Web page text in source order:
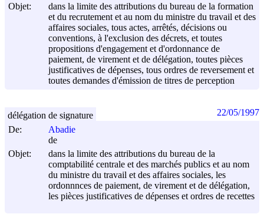
Objet:
dans la limite des attributions du bureau de la formation
et du recrutement et au nom du ministre du travail et des
affaires sociales, tous actes, arrêtés, décisions ou
conventions, à l'exclusion des décrets, et toutes
propositions d'engagement et d'ordonnance de
paiement, de virement et de délégation, toutes pièces
justificatives de dépenses, tous ordres de reversement et
toutes demandes d'émission de titres de perception
De:
Abadie
de
Objet:
dans la limite des attributions du bureau de la
comptabilité centrale et des marchés publics et au nom
du ministre du travail et des affaires sociales, les
ordonnnces de paiement, de virement et de délégation,
les pièces justificatives de dépenses et ordres de recettes
délégation de signature 22/05/1997